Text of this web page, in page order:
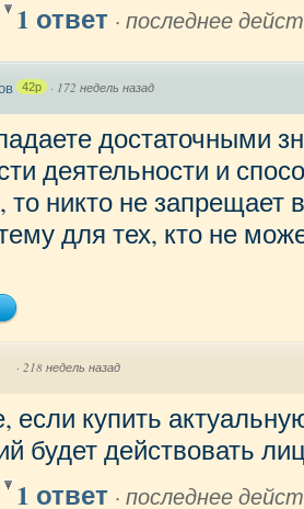
1 ответ · последнее
42p · 172 недель назад
достаточными
деятельности и
то никто не запрещает
для тех, кто не
· 218 недель назад
если купить
будет действовать
1 ответ · последнее